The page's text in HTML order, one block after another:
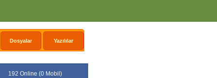
Dosyalar Yazılılar
192 Online (0 Mobil)